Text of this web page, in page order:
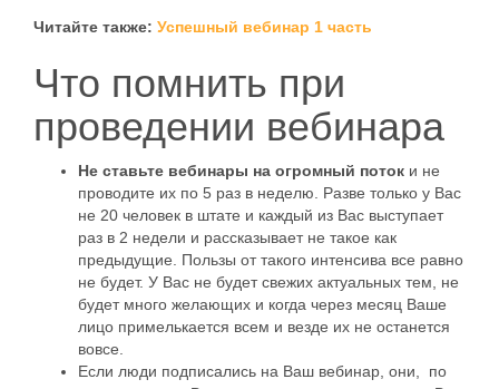
Читайте также: Успешный вебинар 1 часть
Что помнить при
проведении вебинара
Не ставьте вебинары на огромный поток и не
проводите их по 5 раз в неделю. Разве только у Вас
не 20 человек в штате и каждый из Вас выступает
раз в 2 недели и рассказывает не такое как
предыдущие. Пользы от такого интенсива все равно
не будет. У Вас не будет свежих актуальных тем, не
будет много желающих и когда через месяц Ваше
лицо примелькается всем и везде их не останется
вовсе.
Если люди подписались на Ваш вебинар, они, по